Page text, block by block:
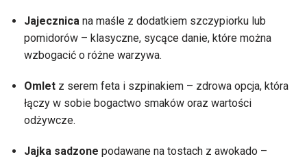
Jajecznica na maśle z dodatkiem szczypiorku lub
pomidorów – klasyczne, sycące danie, które można
wzbogacić o różne warzywa.
Omlet z serem feta i szpinakiem – zdrowa opcja, która
łączy w sobie bogactwo smaków oraz wartości
odżywcze.
Jajka sadzone podawane na tostach z awokado –